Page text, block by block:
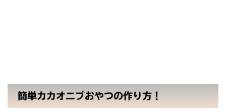
簡単カカオニブおやつの作り方！